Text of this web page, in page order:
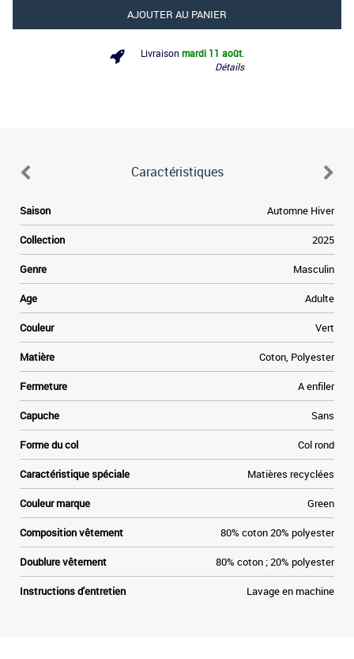
AJOUTER AU PANIER
Livraison mardi 11 août
Détails
Caractéristiques
Saison Automne Hiver
Collection 2025
Genre Masculin
Age Adulte
Couleur Vert
Matière Coton, Polyester
Fermeture A enfiler
Capuche Sans
Forme du col Col rond
Caractéristique spéciale Matières recyclées
Couleur marque Green
Composition vêtement 80% coton 20% polyester
Doublure vêtement 80% coton ; 20% polyester
Instructions d'entretien Lavage en machine